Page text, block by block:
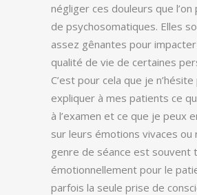
négliger ces douleurs que
de psychosomatiques. Elles
assez gênantes pour
qualité de vie de certaines
C’est pour cela que je n’hésite
expliquer à mes patients ce
à l’examen et ce que je peux
sur leurs émotions vivaces ou
genre de séance est souvent
émotionnellement pour le
parfois la seule prise de